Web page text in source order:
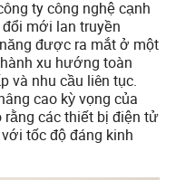
ty công nghệ cạnh
mới lan truyền
được ra mắt ở một
xu hướng toàn
và nhu cầu liên tục.
cao kỳ vọng của
các thiết bị điện tử
tốc độ đáng kinh